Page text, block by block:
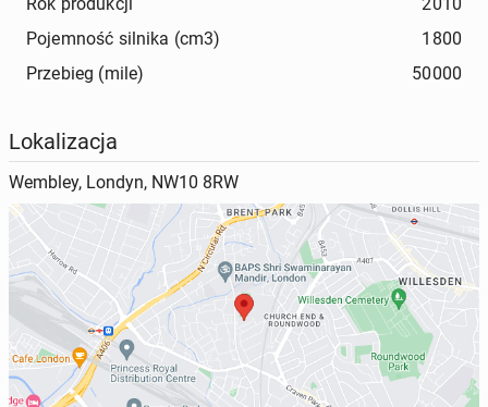
Pojemność silnika (cm3)
1800
Przebieg (mile)
50000
Lokalizacja
Wembley, Londyn, NW10 8RW